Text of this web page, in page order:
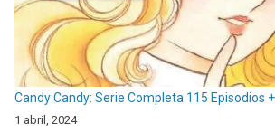
Candy Candy: Serie Completa 115 Episodios
1 abril, 2024